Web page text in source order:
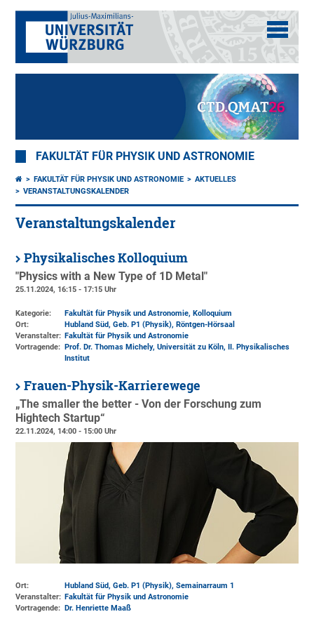
FAKULTÄT FÜR PHYSIK UND ASTRONOMIE
FAKULTÄT FÜR PHYSIK UND ASTRONOMIE
AKTUELLES
VERANSTALTUNGSKALENDER
Veranstaltungskalender
Physikalisches Kolloquium
"Physics with a New Type of 1D Metal"
25.11.2024, 16:15 - 17:15 Uhr
Kategorie:
Fakultät für Physik und Astronomie, Kolloquium
Ort:
Hubland Süd, Geb. P1 (Physik), Röntgen-Hörsaal
Veranstalter: Fakultät für Physik und Astronomie
Vortragende: Prof. Dr. Thomas Michely, Universität zu Köln, II. Physikalisches
Institut
Frauen-Physik-Karrierewege
„The smaller the better - Von der Forschung zum
Hightech Startup“
22.11.2024, 14:00 - 15:00 Uhr
Ort: Hubland Süd, Geb. P1 (Physik), Semainarraum 1
Veranstalter: Fakultät für Physik und Astronomie
Vortragende: Dr. Henriette Maaß